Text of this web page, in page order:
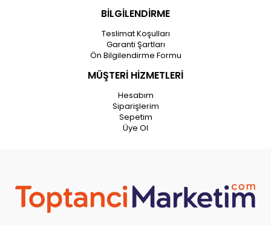
BİLGİLENDİRME
Teslimat Koşulları
Garanti Şartları
Ön Bilgilendirme Formu
MÜŞTERİ HİZMETLERİ
Hesabım
Siparişlerim
Sepetim
Üye Ol